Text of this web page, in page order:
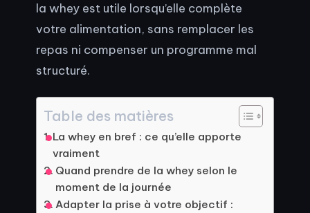
la whey est utile lorsqu’elle complète
votre alimentation, sans remplacer les
repas ni compenser un programme mal
structuré.
Table des matières
La whey en bref : ce qu’elle apporte
vraiment
Quand prendre de la whey selon le
moment de la journée
Adapter la prise à votre objectif :